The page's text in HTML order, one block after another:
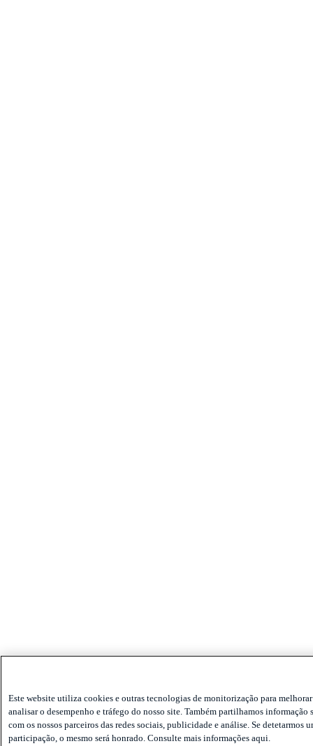
Este website utiliza cookies e outras tecnologias de monitorização para
analisar o desempenho e tráfego do nosso site. Também partilhamos informação
com os nossos parceiros das redes sociais, publicidade e análise. Se detetarmos
participação, o mesmo será honrado. Consulte mais informações aqui.